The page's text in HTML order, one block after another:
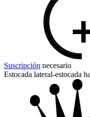
Suscripción necesario
Estocada lateral-estocada